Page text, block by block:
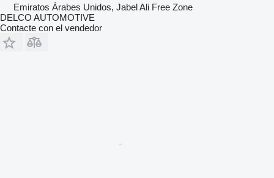
Emiratos Árabes Unidos, Jabel Ali Free Zone
DELCO AUTOMOTIVE
Contacte con el vendedor